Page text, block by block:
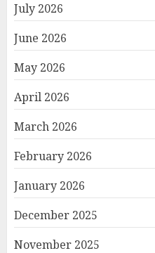
July 2026
June 2026
May 2026
April 2026
March 2026
February 2026
January 2026
December 2025
November 2025